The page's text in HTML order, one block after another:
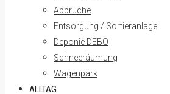
Abbrüche
Entsorgung / Sortieranlage
Deponie DEBO
Schneeräumung
Wagenpark
ALLTAG